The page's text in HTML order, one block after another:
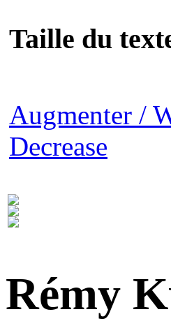
Taille du
Augmenter /
Decrease
Rémy